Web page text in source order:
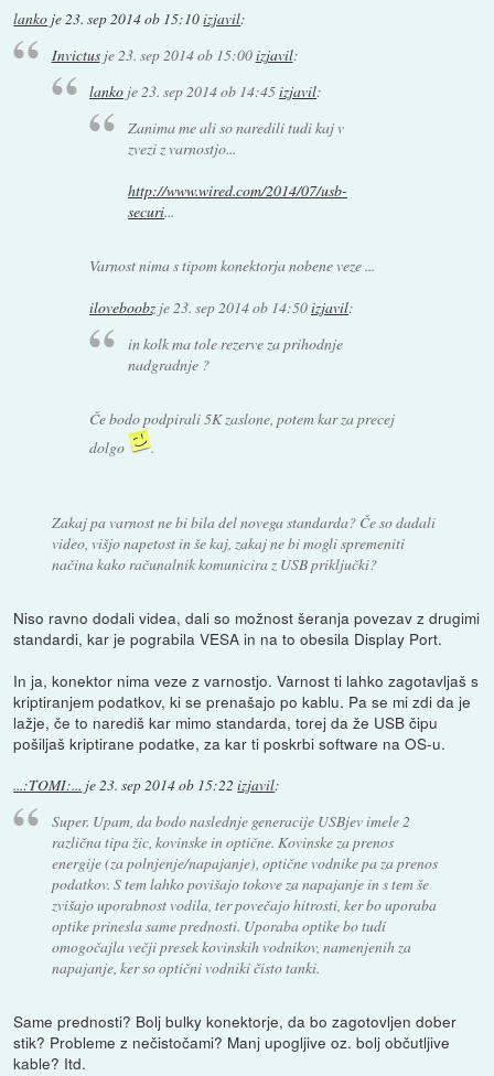
lanko je 23. sep 2014 ob 15:10izjavil:
Invictusje23. sep 2014 ob 15:00izjavil:
lanko je 23. sep 2014 ob 14:45izjavil:
Zanima me ali so naredili tudi kaj v
zvezi z varnostjo...
http://www.wired.com/2014/07/usb-
securi...
Varnost nima s tipom konektorja nobene veze ...
iloveboobz je 23. sep 2014 ob 14:50izjavil:
in kolk ma tole rezerve za prihodnje
nadgradnje ?
Če bodo podpirali 5K zaslone, potem kar za precej
dolgo
.
Zakaj pa varnost ne bi bila del novega standarda? Če so dadali
video, višjo napetost in še kaj, zakaj ne bi mogli spremeniti
načina kako računalnik komunicira z USB priključki?
Niso ravno dodali videa, dali so možnost šeranja povezav z drugimi
standardi, kar je pograbila VESA in na to obesila Display Port.
In ja, konektor nima veze z varnostjo. Varnost ti lahko zagotavljaš s
kriptiranjem podatkov, ki se prenašajo po kablu. Pa se mi zdi da je
lažje, če to narediš kar mimo standarda, torej da že USB čipu
pošiljaš kriptirane podatke, za kar ti poskrbi software na OS-u.
...:TOMI:... je23. sep 2014 ob 15:22 izjavil:
Super. Upam, da bodo naslednje generacije USBjev imele 2
različna tipa žic, kovinske in optične. Kovinske za prenos
energije (za polnjenje/napajanje), optične vodnike pa za prenos
podatkov. S tem lahko povišajo tokove za napajanje in s tem še
zvišajo uporabnost vodila, ter povečajo hitrosti, ker bo uporaba
optike prinesla same prednosti. Uporaba optike bo tudi
omogočajla večji presek kovinskih vodnikov, namenjenih za
napajanje, ker so optični vodniki čisto tanki.
Same prednosti? Bolj bulky konektorje, da bo zagotovljen dober
stik? Probleme z nečistočami? Manj upogljive oz. bolj občutljive
kable? Itd.